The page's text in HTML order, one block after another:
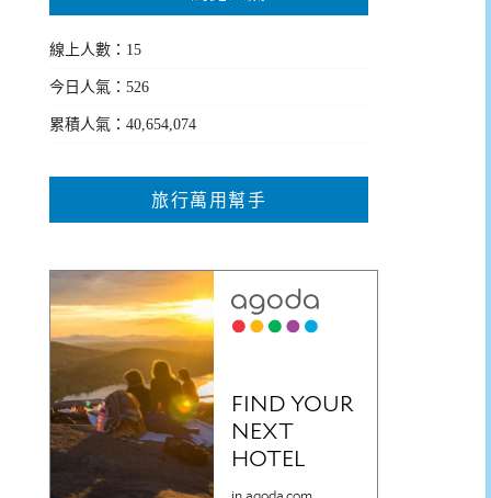
線上人數：15
今日人氣：526
累積人氣：40,654,074
旅行萬用幫手